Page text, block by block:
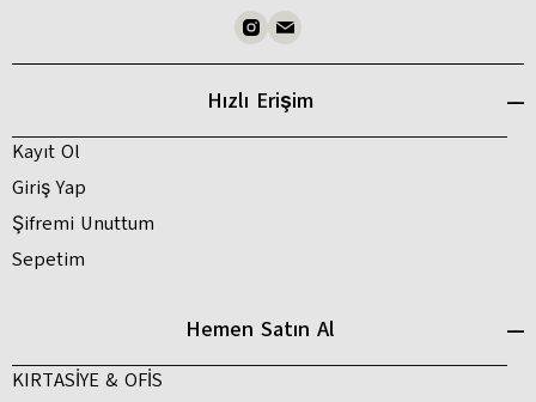
Hızlı Erişim
Kayıt Ol
Giriş Yap
Şifremi Unuttum
Sepetim
Hemen Satın Al
KIRTASİYE & OFİS